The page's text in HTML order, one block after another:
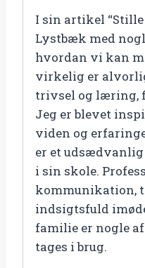
I sin artikel
Lystbæk med
hvordan vi kan
virkelig er
trivsel og læring,
Jeg er blevet
viden og
er et
i sin skole.
kommunikation,
indsigtsfuld
familie er nogle
tages i brug.